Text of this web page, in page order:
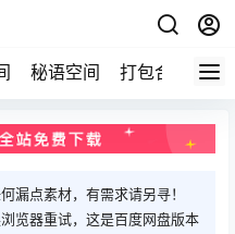
秘语空间 打包合集 关
漏点素材，有需求请另寻！
览器重试，这是百度网盘版本